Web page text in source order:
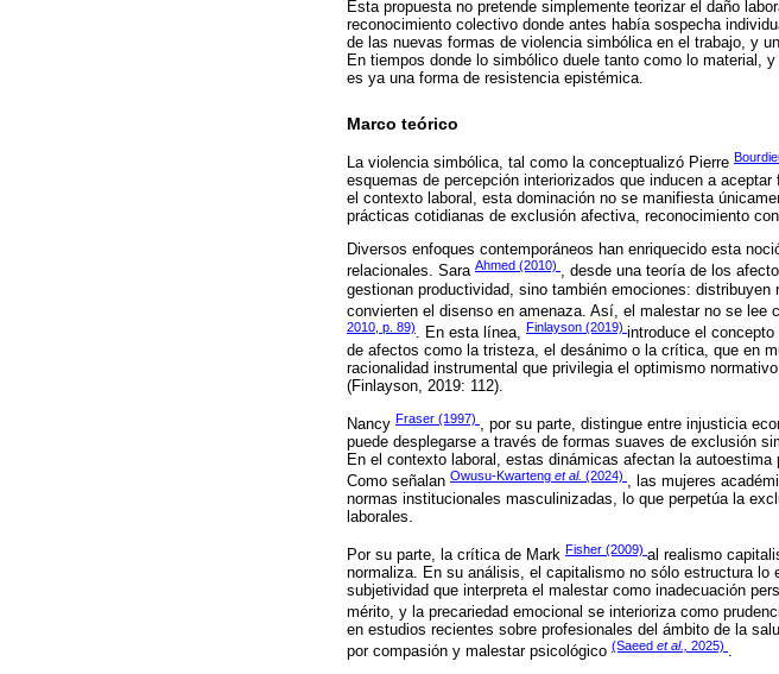
Esta propuesta no pretende simplemente teorizar el daño
reconocimiento colectivo donde antes había sospecha
de las nuevas formas de violencia simbólica en el trabajo, y
En tiempos donde lo simbólico duele tanto como lo material,
es ya una forma de resistencia epistémica.
Marco teórico
La violencia simbólica, tal como la conceptualizó Pierre
esquemas de percepción interiorizados que inducen a
el contexto laboral, esta dominación no se manifiesta
prácticas cotidianas de exclusión afectiva, reconocimiento
Diversos enfoques contemporáneos han enriquecido esta
relacionales. Sara Ahmed (2010) , desde una teoría de los
gestionan productividad, sino también emociones:
convierten el disenso en amenaza. Así, el malestar no se
2010, p. 89). En esta línea, Finlayson (2019) introduce el
de afectos como la tristeza, el desánimo o la crítica, que en
racionalidad instrumental que privilegia el optimismo
(Finlayson, 2019: 112).
Nancy Fraser (1997)
, por su parte, distingue entre injusticia
puede desplegarse a través de formas suaves de exclusión
En el contexto laboral, estas dinámicas afectan la
Como señalan Owusu‐Kwarteng et al. (2024) , las mujeres
normas institucionales masculinizadas, lo que perpetúa la
laborales.
Por su parte, la crítica de Mark Fisher (2009) al realismo
normaliza. En su análisis, el capitalismo no sólo estructura
subjetividad que interpreta el malestar como inadecuación
mérito, y la precariedad emocional se interioriza como
en estudios recientes sobre profesionales del ámbito de la
por compasión y malestar psicológico (Saeed et al., 2025) .